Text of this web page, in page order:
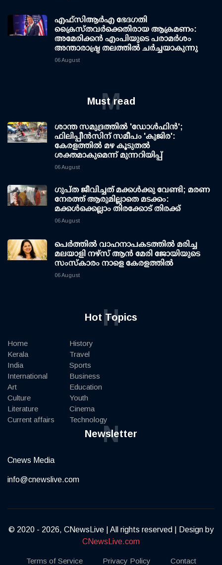
എഫ്‌സി‌ആര്‍‌എ ഭേദഗതി
ക്രൈസ്തവർക്കെതിരായ ആക്രമണം:
അമേരിക്കൻ എംപിയുടെ പരാമർശം
അന്താരാഷ്ട്ര തലത്തിൽ ചർച്ചയാകുന്നു
06 August
Must read
M
ശാന്ത സമുദ്രത്തില്‍ 'ഡോള്‍ഫിന്‍';
ഫിലിപ്പീന്‍സിന് സമീപം 'കുജിര':
കേരളത്തില്‍ മഴ കൂടുതല്‍
ശക്തമാകുമെന്ന് മുന്നറിയിപ്പ്
06 August
ഗുപ്ത ജീവിച്ചത് മക്കള്‍ക്കു വേണ്ടി; മരണ
നേരത്ത് ആരുമില്ലാതെ മടക്കം:
മക്കള്‍ക്കെല്ലാം തിരക്കോട് തിരക്ക്
06 August
പെർത്തിൽ വാഹനാപകടത്തിൽ മരിച്ച
മലയാളി നഴ്സ് ആൻ മേരി ജോയിയുടെ
സംസ്കാരം നാളെ കേരളത്തിൽ
06 August
Hot Topics
H
Home
Kerala
India
International
Art
Culture
Literature
Current affairs
History
Travel
Sports
Business
Education
Youth
Cinema
Technology
Newsletter
N
Cnews Media
info@cnewslive.com
© 2020 - 2026, CNewsLive | All rights reserved | Design by
CNewsLive.com
Terms of Service Privacy Policy Contact